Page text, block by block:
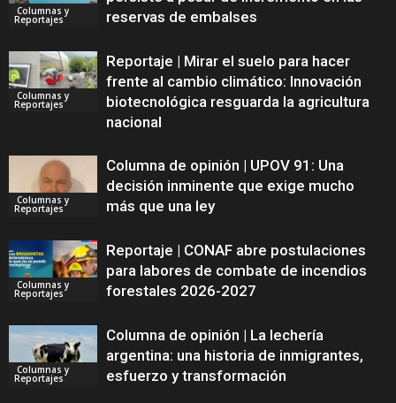
Columnas y
Reportajes
reservas de embalses
Columnas y
Reportajes
Reportaje | Mirar el suelo para hacer
frente al cambio climático: Innovación
biotecnológica resguarda la agricultura
nacional
Columnas y
Reportajes
Columna de opinión | UPOV 91: Una
decisión inminente que exige mucho
más que una ley
Columnas y
Reportajes
Reportaje | CONAF abre postulaciones
para labores de combate de incendios
forestales 2026-2027
Columnas y
Reportajes
Columna de opinión | La lechería
argentina: una historia de inmigrantes,
esfuerzo y transformación